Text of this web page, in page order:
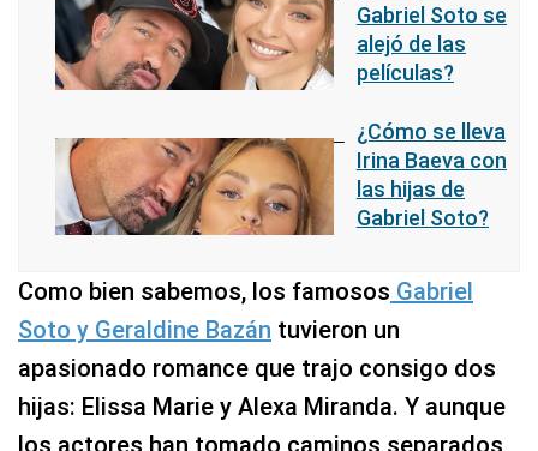
Gabriel Soto se
alejó de las
películas?
¿Cómo se lleva
Irina Baeva con
las hijas de
Gabriel Soto?
Como bien sabemos, los famosos Gabriel
Soto y Geraldine Bazán tuvieron un
apasionado romance que trajo consigo dos
hijas: Elissa Marie y Alexa Miranda. Y aunque
los actores han tomado caminos separados,